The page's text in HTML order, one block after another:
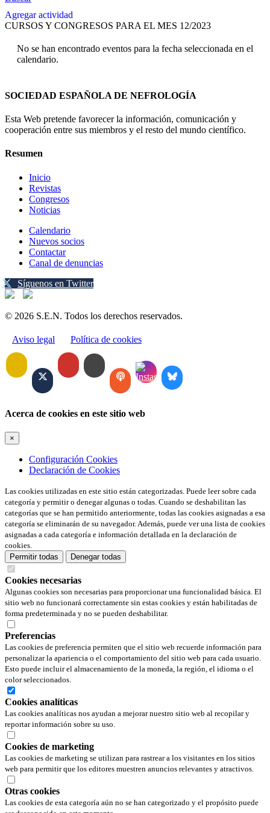
Agregar actividad
CURSOS Y CONGRESOS PARA EL MES 12/2023
No se han encontrado eventos para la fecha seleccionada en el
calendario.
SOCIEDAD ESPAÑOLA DE NEFROLOGÍA
Esta Web pretende favorecer la información, comunicación y
cooperación entre sus miembros y el resto del mundo científico.
Resumen
Inicio
Revistas
Congresos
Noticias
Calendario
Nuevos socios
Contactar
Canal de denuncias
Síguenos en Twitter
© 2026 S.E.N. Todos los derechos reservados.
Aviso legal Política de cookies
Acerca de cookies en este sitio web
×
Configuración Cookies
Declaración de Cookies
Las cookies utilizadas en este sitio están categorizadas. Puede leer sobre cada
categoría y permitir o denegar algunas o todas. Cuando se deshabilitan las
categorías que se han permitido anteriormente, todas las cookies asignadas a esa
categoría se eliminarán de su navegador. Además, puede ver una lista de cookies
asignadas a cada categoría e información detallada en la declaración de
cookies.
Permitir todas
Denegar todas
Cookies necesarias
Algunas cookies son necesarias para proporcionar una funcionalidad básica. El
sitio web no funcionará correctamente sin estas cookies y están habilitadas de
forma predeterminada y no se pueden deshabilitar.
Preferencias
Las cookies de preferencia permiten que el sitio web recuerde información para
personalizar la apariencia o el comportamiento del sitio web para cada usuario.
Esto puede incluir el almacenamiento de la moneda, la región, el idioma o el
color seleccionados.
Cookies analíticas
Las cookies analíticas nos ayudan a mejorar nuestro sitio web al recopilar y
reportar información sobre su uso.
Cookies de marketing
Las cookies de marketing se utilizan para rastrear a los visitantes en los sitios
web para permitir que los editores muestren anuncios relevantes y atractivos.
Otras cookies
Las cookies de esta categoría aún no se han categorizado y el propósito puede